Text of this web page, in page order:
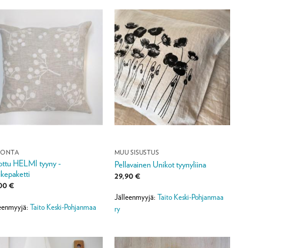
HELMI tyyny -
€
Taito Keski-Pohjanmaa
MUU SISUSTUS
Pellavainen Unikot tyynyliina
29,90€
Jälleenmyyjä: Taito Keski-Pohjanmaa
ry